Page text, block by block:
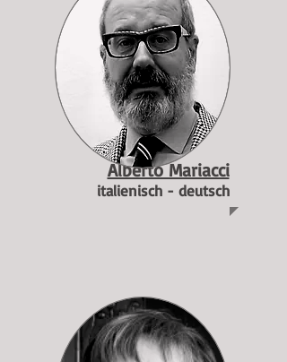
Alberto Mariacci
italienisch - deutsch